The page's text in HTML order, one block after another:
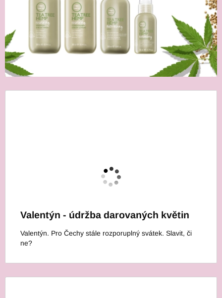
Valentýn - údržba darovaných květin
Valentýn. Pro Čechy stále rozporuplný svátek. Slavit, či
ne?